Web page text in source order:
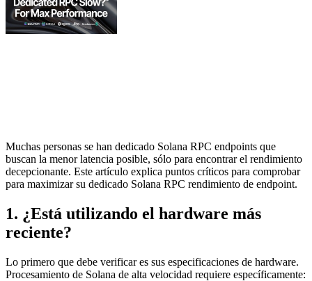
Muchas personas se han dedicado Solana RPC endpoints que
buscan la menor latencia posible, sólo para encontrar el rendimiento
decepcionante. Este artículo explica puntos críticos para comprobar
para maximizar su dedicado Solana RPC rendimiento de endpoint.
1. ¿Está utilizando el hardware más
reciente?
Lo primero que debe verificar es sus especificaciones de hardware.
Procesamiento de Solana de alta velocidad requiere específicamente: